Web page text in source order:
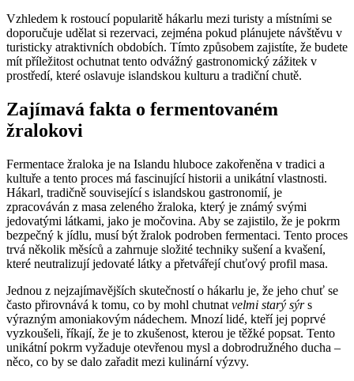
Vzhledem k rostoucí popularitě hákarlu mezi turisty a místními se
doporučuje udělat si rezervaci, zejména pokud plánujete návštěvu v
turisticky atraktivních obdobích. Tímto způsobem zajistíte, že budete
mít příležitost ochutnat tento odvážný gastronomický zážitek v
prostředí, které oslavuje islandskou kulturu a tradiční chutě.
Zajímavá fakta o fermentovaném
žralokovi
Fermentace žraloka je na Islandu hluboce zakořeněna v tradici a
kultuře a tento proces má fascinující historii a unikátní vlastnosti.
Hákarl, tradičně související s islandskou gastronomií, je
zpracováván z masa zeleného žraloka, který je známý svými
jedovatými látkami, jako je močovina. Aby se zajistilo, že je pokrm
bezpečný k jídlu, musí být žralok podroben fermentaci. Tento proces
trvá několik měsíců a zahrnuje složité techniky sušení a kvašení,
které neutralizují jedovaté látky a přetvářejí chuťový profil masa.
Jednou z nejzajímavějších skutečností o hákarlu je, že jeho chuť se
často přirovnává k tomu, co by mohl chutnat velmi starý sýrs
výrazným amoniakovým nádechem. Mnozí lidé, kteří jej poprvé
vyzkoušeli, říkají, že je to zkušenost, kterou je těžké popsat. Tento
unikátní pokrm vyžaduje otevřenou mysl a dobrodružného ducha –
něco, co by se dalo zařadit mezi kulinární výzvy.